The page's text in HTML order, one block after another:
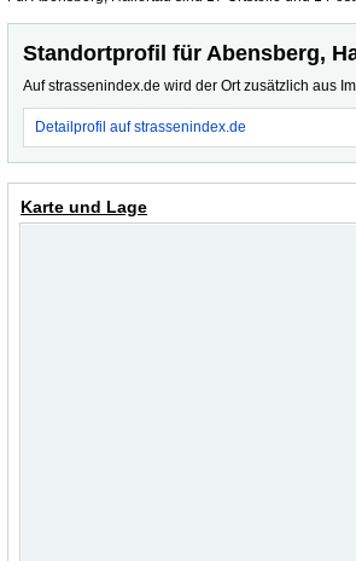
Standortprofil für Abensberg,
Auf strassenindex.de wird der Ort zusätzlich aus
Detailprofil auf strassenindex.de
Karte und Lage